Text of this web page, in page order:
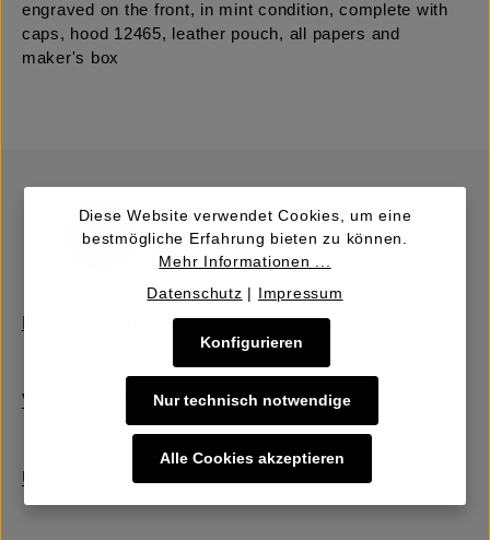
engraved on the front, in mint condition, complete with
caps, hood 12465, leather pouch, all papers and
maker's box
Verkaufen | Einbringen
Über uns
Diese Website verwendet Cookies, um eine
bestmögliche Erfahrung bieten zu können.
Mehr Informationen ...
Datenschutz | Impressum
Nur technisch notwendige
Konfigurieren
Alle Cookies akzeptieren